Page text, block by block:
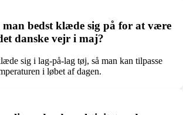
bedst klæde sig på for at være
danske vejr i maj?
sig i lag-på-lag tøj, så man kan tilpasse
i løbet af dagen.